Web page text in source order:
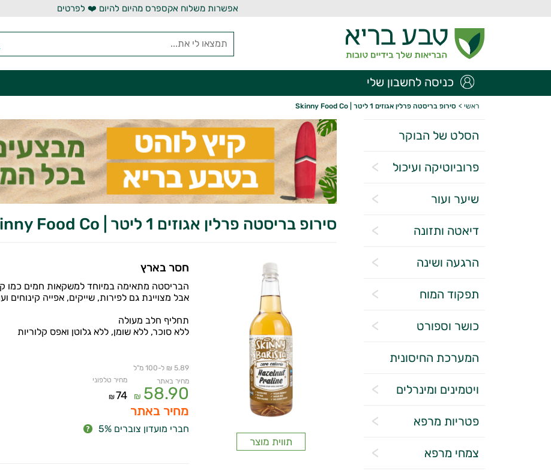
אפשרות משלוח אקספרס מהיום להיום ❤️ לפרטים
כניסה לחשבון שלי
ראשי > סירופ בריסטה פרלין אגוזים 1 ליטר | Skinny Food Co
הסלט של הבוקר
פרוביוטיקה ועיכול
שיער ועור
דיאטה ותזונה
הרגעה ושינה
תפקוד המוח
כושר וספורט
המערכת החיסונית
ויטמינים ומינרלים
פטריות מרפא
צמחי מרפא
סירופ בריסטה פרלין אגוזים 1 ליטר | Skinny Food Co
תווית מוצר
חסר בארץ
הבריסטה מתאימה במיוחד למשקאות חמים כמו
אבל מצויינת גם לפירות, שייקים, אפייה קינוחים
תחליף חלב מעולה
ללא סוכר, ללא שומן, ללא גלוטן ואפס קלוריות
5.89 ₪ ל-100 מ"ל
מחיר באתר
58.90
₪
מחיר טלפוני
74
₪
מחיר באתר
חברי מועדון צוברים 5%